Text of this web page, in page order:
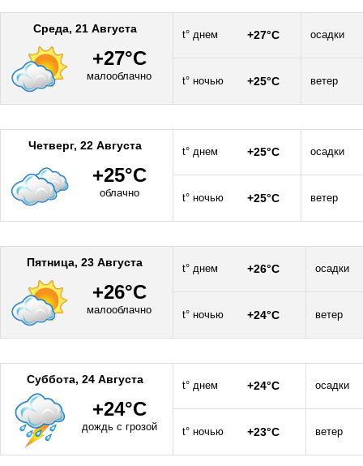
Среда, 21 Августа
+27°C
малооблачно
t° днем +27°C осадки
t° ночью +25°C ветер
Четверг, 22 Августа
+25°C
облачно
t° днем +25°C осадки
t° ночью +25°C ветер
Пятница, 23 Августа
+26°C
малооблачно
t° днем +26°C осадки
t° ночью +24°C ветер
Суббота, 24 Августа
+24°C
дождь с грозой
t° днем +24°C осадки
t° ночью +23°C ветер